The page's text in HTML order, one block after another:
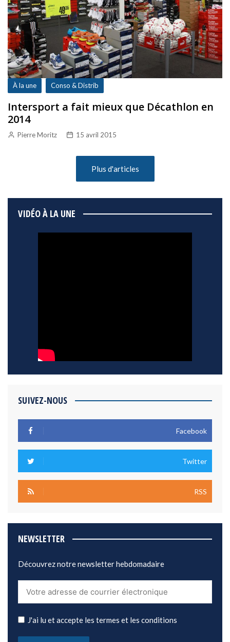
À la une Conso & Distrib
Intersport a fait mieux que Décathlon en
2014
Pierre Moritz 15 avril 2015
Plus d'articles
VIDÉO À LA UNE
SUIVEZ-NOUS
Facebook
Twitter
RSS
NEWSLETTER
Découvrez notre newsletter hebdomadaire
J'ai lu et accepte les termes et les conditions